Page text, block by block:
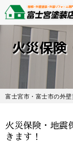
main
content
火災保険
富士宮市・富士市の外
火災保険・地震
きます！